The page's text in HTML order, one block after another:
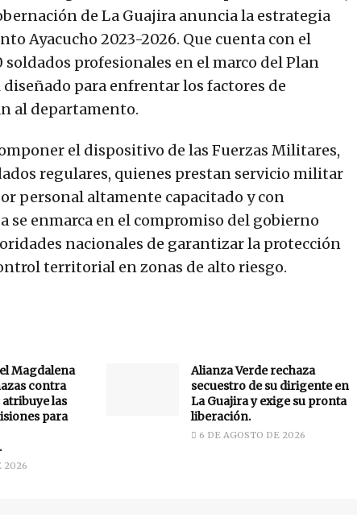
de La Guajira anuncia la estrategia
Ayacucho 2023-2026. Que cuenta con el
soldados profesionales en el marco del Plan
para enfrentar los factores de
al departamento.
el dispositivo de las Fuerzas Militares,
regulares, quienes prestan servicio militar
personal altamente capacitado y con
se enmarca en el compromiso del gobierno
nacionales de garantizar la protección
territorial en zonas de alto riesgo.
Magdalena
contra
atribuye las
para
2026
Alianza Verde rechaza
secuestro de su dirigente en
La Guajira y exige su pronta
liberación.
6 DE AGOSTO DE 2026